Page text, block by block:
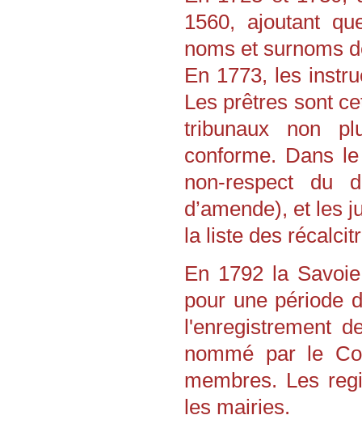
1560, ajoutant
noms et surnoms
En 1773, les
Les prêtres sont
tribunaux non
conforme. Dans
non-respect du
d’amende), et les
la liste des
En 1792 la
pour une période
l'enregistrement
nommé par le
membres. Les
les mairies.